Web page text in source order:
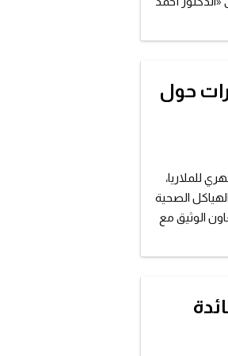
حول
للملاريا،
الصحية
الوثيق مع